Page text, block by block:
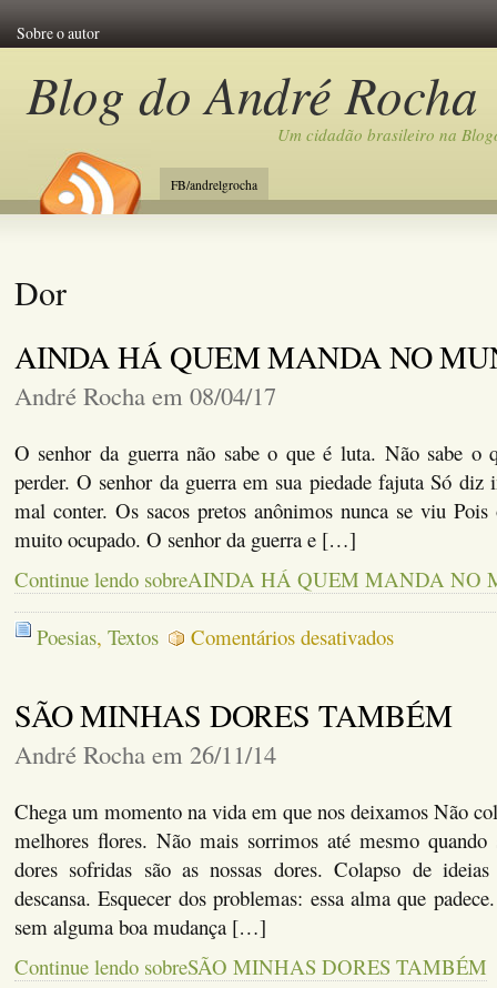
Sobre o autor
Blog do André Rocha
Um cidadão brasileiro na
FB/andrelgrocha
Dor
AINDA HÁ QUEM MANDA NO
André Rocha em 08/04/17
O senhor da guerra não sabe o que é luta. Não sabe o
perder. O senhor da guerra em sua piedade fajuta Só diz
mal conter. Os sacos pretos anônimos nunca se viu
muito ocupado. O senhor da guerra e […]
Continue lendo sobreAINDA HÁ QUEM MANDA NO
Poesias, Textos Comentários desativadosem
AINDA
MANDA
NO
SÃO MINHAS DORES TAMBÉM
André Rocha em 26/11/14
Chega um momento na vida em que nos deixamos Não
melhores flores. Não mais sorrimos até mesmo quando
dores sofridas são as nossas dores. Colapso de
descansa. Esquecer dos problemas: essa alma que
sem alguma boa mudança […]
Continue lendo sobreSÃO MINHAS DORES TAMBÉM